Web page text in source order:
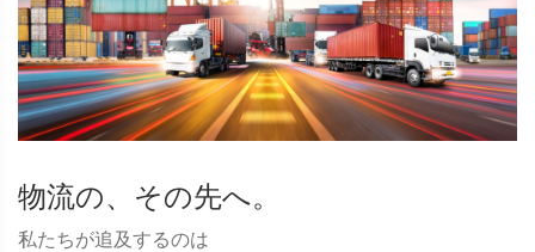
物流の、その先へ。
私たちが追及するのは